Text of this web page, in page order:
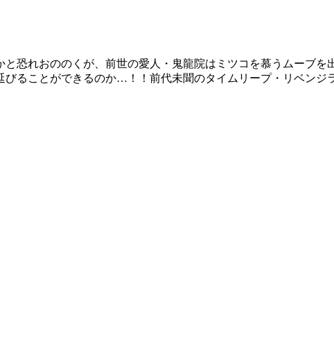
恐れおののくが、前世の愛人・鬼龍院はミツコを慕うムーブ
ることができるのか…！！前代未聞のタイムリープ・リベンジ